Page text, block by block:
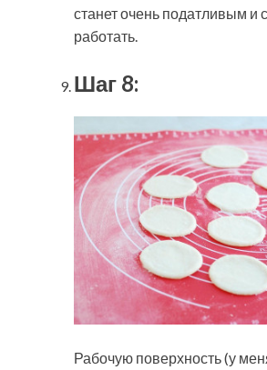
станет очень податливым и
работать.
Шаг 8:
Рабочую поверхность (у